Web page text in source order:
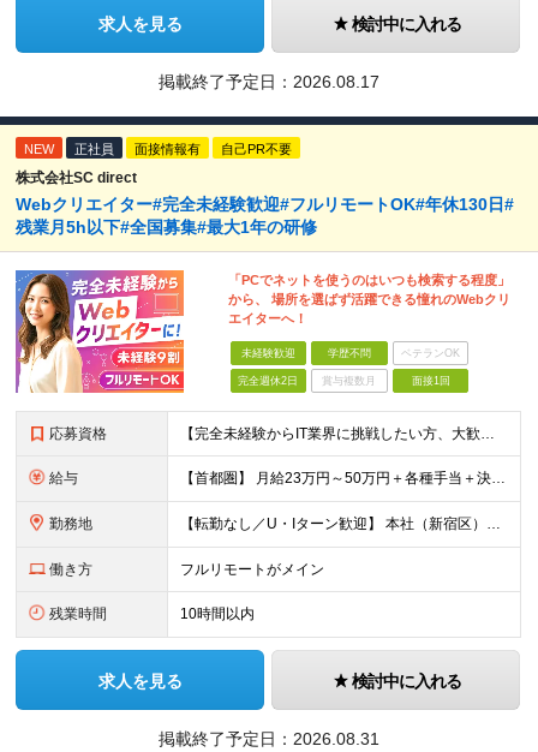
求人を見る 検討中に入れる
掲載終了予定日： 2026.08.17
NEW 正社員 面接情報有 自己PR不要
株式会社SC direct
Webクリエイター#完全未経験歓迎#フルリモートOK#年休130日#
残業月5h以下#全国募集#最大1年の研修
「PCでネットを使うのはいつも検索する程度」
から、 場所を選ばず活躍できる憧れのWebクリ
エイターへ！
未経験歓迎 学歴不問 ベテランOK
完全週休2日 賞与複数月 面接1回
応募資格 【完全未経験からIT業界に挑戦したい方、大歓迎！】 ●応募年齢制限：34歳まで（若年層の長期キャリア形成を図るため） ★学歴不問・転職回数不問 ★第二新卒・社会人デビューOK 【こんな方を求めていま
給与 【首都圏】 月給23万円～50万円＋各種手当＋決算賞与 【大阪】 月給22万円～50万円＋各種手当＋決算賞与 【愛知】 月給21.5万円～50万円＋各種手当＋決算賞与 【福岡・宮城】 月給20万
勤務地 【転勤なし／U・Iターン歓迎】 本社（新宿区）、大阪支店、名古屋支店または東京都・神奈川県・千葉県・埼玉県・愛知県・大阪府・福岡県をはじめ、全国のプロジェクト先 ※ご希望を最大限考慮して配属先を決定
働き方 フルリモートがメイン
残業時間 10時間以内
求人を見る 検討中に入れる
掲載終了予定日： 2026.08.31